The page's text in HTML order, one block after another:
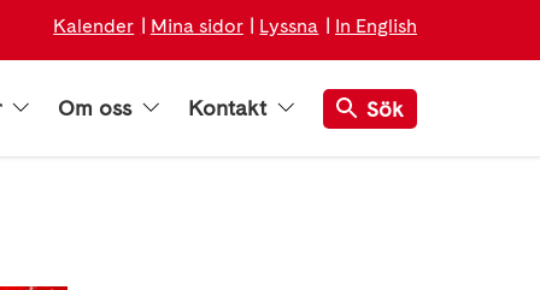
Kalender Mina sidor Lyssna In English
Om oss Kontakt Sök